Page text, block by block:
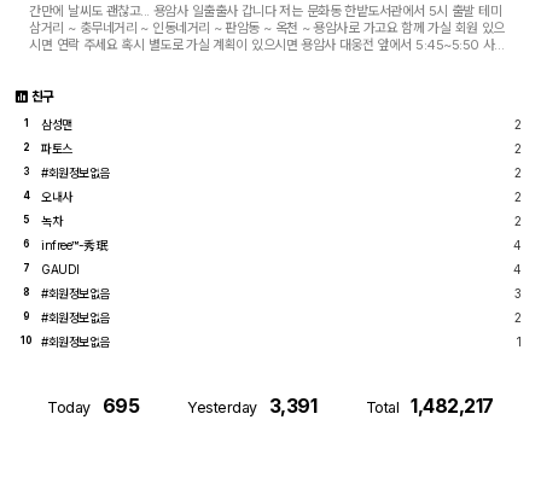
간만에 날씨도 괜찮고... 용암사 일출출사 갑니다 저는 문화동 한밭도서관에서 5시 출발 테미
삼거리 ~ 충무네거리 ~ 인동네거리 ~ 판암동 ~ 옥천 ~ 용암사로 가고요 함께 가실 회원 있으
시면 연락 주세요 혹시 별도로 가실 계획이 있으시면 용암사 대웅전 앞에서 5:45~5:50 사이
친구
1 삼성맨 2
2 파토스 2
3 #회원정보없음 2
4 오내사 2
5 녹차 2
6 infree™-秀珉 4
7 GAUDI 4
8 #회원정보없음 3
9 #회원정보없음 2
10 #회원정보없음 1
Today 695 Yesterday 3,391 Total 1,482,217